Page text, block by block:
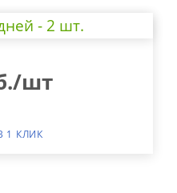
- 2 шт.
/шт
1 КЛИК